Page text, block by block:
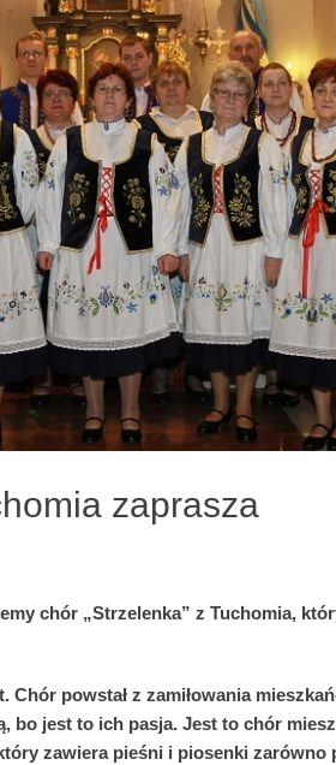
zaprasza
chór „Strzelenka” z Tuchomia,
Chór powstał z zamiłowania
bo jest to ich pasja. Jest to chór
zawiera pieśni i piosenki zarówno